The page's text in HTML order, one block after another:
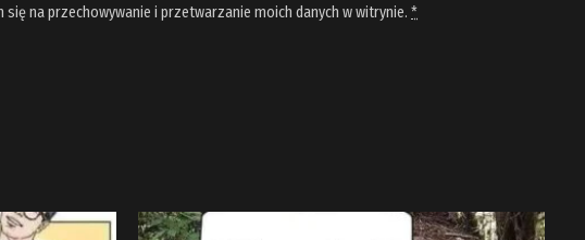
na przechowywanie i przetwarzanie moich danych w witrynie. *